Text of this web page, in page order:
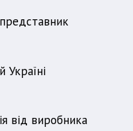
Україні
від виробника